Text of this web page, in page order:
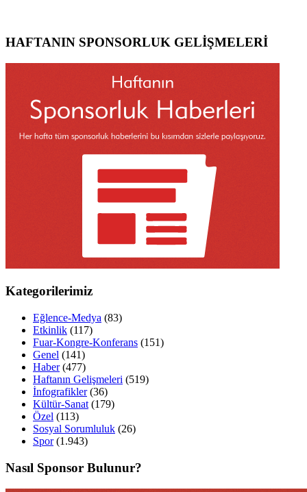
HAFTANIN SPONSORLUK GELİŞMELERİ
Kategorilerimiz
Eğlence-Medya (83)
Etkinlik (117)
Fuar-Kongre-Konferans (151)
Genel (141)
Haber(477)
Haftanın Gelişmeleri (519)
İnfografikler(36)
Kültür-Sanat (179)
Özel (113)
Sosyal Sorumluluk (26)
Spor(1.943)
Nasıl Sponsor Bulunur?